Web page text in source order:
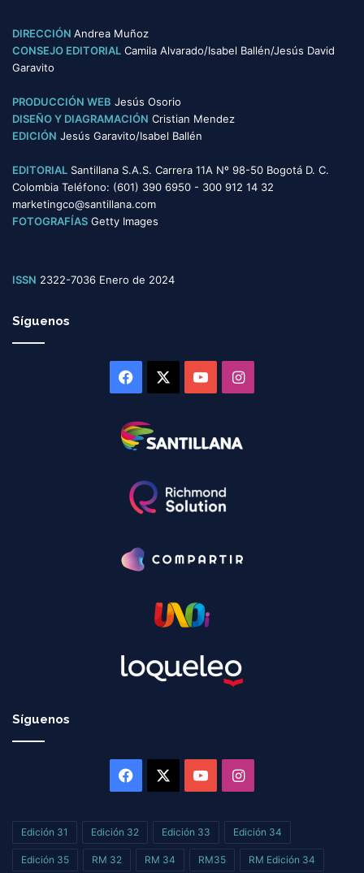
o
r
s
DIRECCIÓN Andrea Muñoz
CONSEJO EDITORIAL Camila Alvarado/Isabel Ballén/Jesús David
Garavito
PRODUCCIÓN WEB Jesús Osorio
DISEÑO Y DIAGRAMACIÓN Cristian Mendez
EDICIÓN Jesús Garavito/Isabel Ballén
EDITORIAL Santillana S.A.S. Carrera 11A Nº 98-50 Bogotá D. C.
Colombia Teléfono: (601) 390 6950 - 300 912 14 32
marketingco@santillana.com
FOTOGRAFÍAS Getty Images
ISSN 2322-7036 Enero de 2024
Síguenos
Facebook YouTubeInstagram
Síguenos
Facebook YouTubeInstagram
Edición 31 Edición 32 Edición 33 Edición 34
Edición 35 RM 32 RM 34 RM35 RM Edición 34